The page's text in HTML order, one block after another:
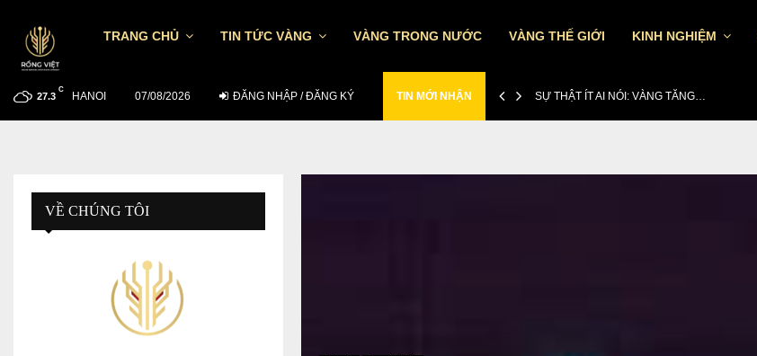
TRANG CHỦ TIN TỨC VÀNG VÀNG TRONG NƯỚC VÀNG THẾ GIỚI KINH NGHIỆM
27.3
C
HANOI 07/08/2026 ĐĂNG NHẬP / ĐĂNG KÝ TIN MỚI NHẬN
MUỐN ĐẦU TƯ HIỆU QUẢ NGÀY 6/8:… SỰ THẬT ÍT AI NÓI: VÀNG TĂNG…
VỀ CHÚNG TÔI